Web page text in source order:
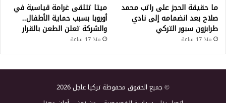
ما حقيقة الحجز على راتب محمد
صلاح بعد انضمامه إلى نادي
طرابزون سبور التركي
منذ 17 ساعة
ميتا تتلقى غرامة قياسية في
أوروبا بسبب حماية الأطفال..
والشركة تعلن الطعن بالقرار
منذ 17 ساعة
© جميع الحقوق محفوظة تركيا عاجل 2026